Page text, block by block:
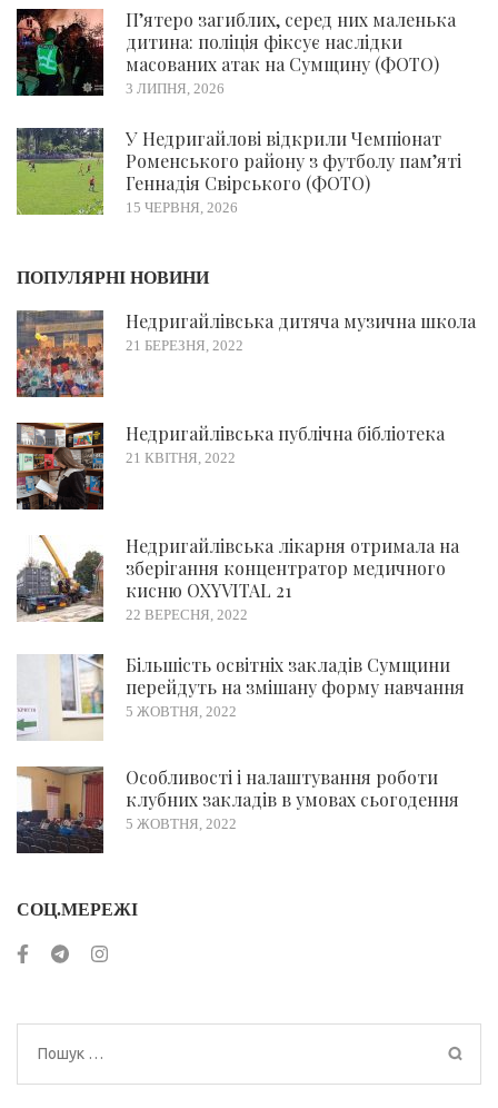
П’ятеро загиблих, серед них маленька
дитина: поліція фіксує наслідки
масованих атак на Сумщину (ФОТО)
3 ЛИПНЯ, 2026
У Недригайлові відкрили Чемпіонат
Роменського району з футболу пам’яті
Геннадія Свірського (ФОТО)
15 ЧЕРВНЯ, 2026
ПОПУЛЯРНІ НОВИНИ
Недригайлівська дитяча музична школа
21 БЕРЕЗНЯ, 2022
Недригайлівська публічна бібліотека
21 КВІТНЯ, 2022
Недригайлівська лікарня отримала на
зберігання концентратор медичного
кисню OXYVITAL 21
22 ВЕРЕСНЯ, 2022
Більшість освітніх закладів Сумщини
перейдуть на змішану форму навчання
5 ЖОВТНЯ, 2022
Особливості і налаштування роботи
клубних закладів в умовах сьогодення
5 ЖОВТНЯ, 2022
СОЦ.МЕРЕЖІ
Пошук: